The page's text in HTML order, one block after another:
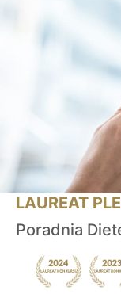
LAUREAT
Poradnia